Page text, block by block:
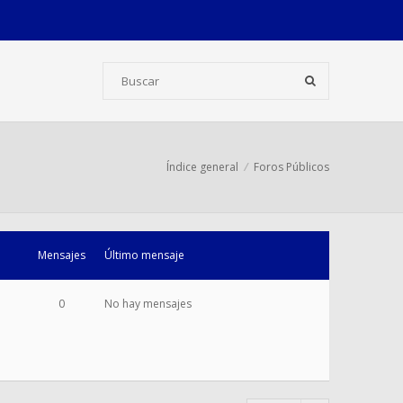
Índice general Foros Públicos
Mensajes Último mensaje
0 No hay mensajes